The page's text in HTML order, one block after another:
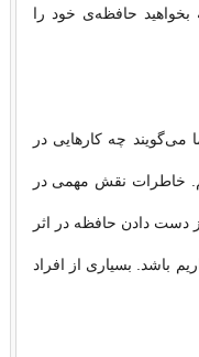
حافظه‌ی خود را
چه کارهایی در
خاطرات نقش مهمی در
دست دادن حافظه در اثر
باشد. بسیاری از افراد